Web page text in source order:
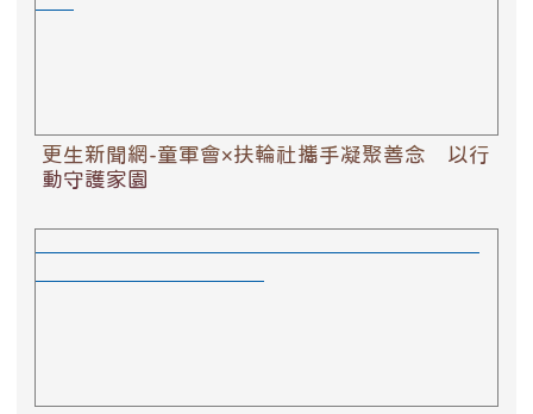
更生新聞網-童軍會×扶輪社攜手凝聚善念 以行
動守護家園